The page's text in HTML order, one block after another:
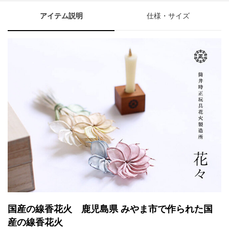
アイテム説明 仕様・サイズ
国産の線香花火 鹿児島県 みやま市で作られた国
産の線香花火